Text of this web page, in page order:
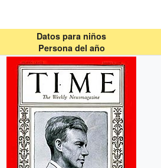
Datos para niños
Persona del año